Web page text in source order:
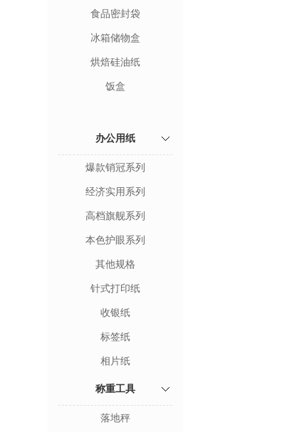
食品密封袋
冰箱储物盒
烘焙硅油纸
饭盒
办公用纸
爆款销冠系列
经济实用系列
高档旗舰系列
本色护眼系列
其他规格
针式打印纸
收银纸
标签纸
相片纸
称重工具
落地秤